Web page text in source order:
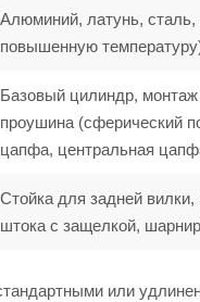
Алюминий, латунь, сталь,
повышенную
Базовый цилиндр,
проушина (сферический
цапфа, центральная
Стойка для задней
штока с защелкой,
или